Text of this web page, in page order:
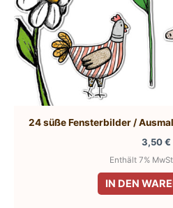
24 süße Fensterbilder /
3,50€
Enthält 7%
IN DEN